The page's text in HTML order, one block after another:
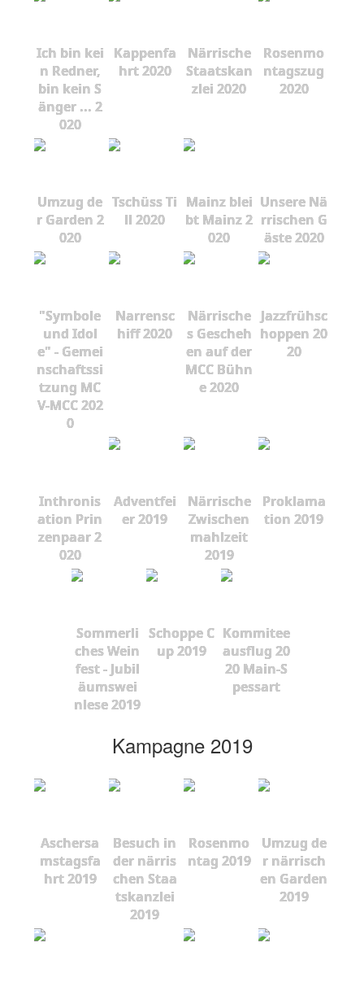
Ich bin kei
n Redner,
bin kein S
änger ... 2
020
Kappenfa
hrt 2020
Närrische
Staatskan
zlei 2020
Rosenmo
ntagszug
2020
Umzug de
r Garden 2
020
Tschüss Ti
ll 2020
Mainz blei
bt Mainz 2
020
Unsere Nä
rrischen G
äste 2020
"Symbole
und Idol
e" - Gemei
nschaftssi
tzung MC
V-MCC 202
0
Narrensc
hiff 2020
Närrische
s Gescheh
en auf der
MCC Bühn
e 2020
Jazzfrühsc
hoppen 20
20
Inthronis
ation Prin
zenpaar 2
020
Adventfei
er 2019
Närrische
Zwischen
mahlzeit
2019
Proklama
tion 2019
Sommerli
ches Wein
fest - Jubil
äumswei
nlese 2019
Schoppe C
up 2019
Kommitee
ausflug 20
20 Main-S
pessart
Kampagne 2019
Aschersa
mstagsfa
hrt 2019
Besuch in
der närris
chen Staa
tskanzlei
2019
Rosenmo
ntag 2019
Umzug de
r närrisch
en Garden
2019